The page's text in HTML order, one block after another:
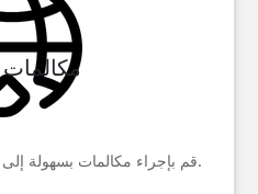
مكالمات
قم بإجراء مكالمات بسهولة إلى أي رقم في جميع أنحاء البلاد.